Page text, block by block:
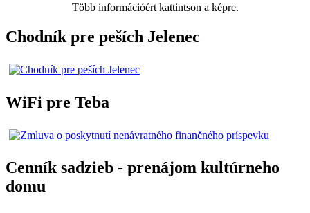
Több információért kattintson a képre.
Chodník pre peších Jelenec
WiFi pre Teba
Cenník sadzieb - prenájom kultúrneho
domu